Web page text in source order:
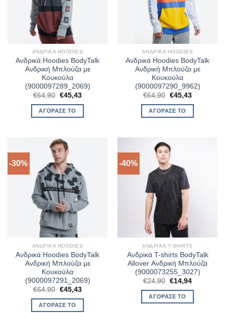
ΑΝΔΡΙΚΆ HOODIES
Ανδρικά Hoodies BodyTalk
Ανδρική Μπλούζα με
Κουκούλα
(9000097289_2069)
€64,90 Original
was:
€64,90.
€45,43Η
ΑΓΌΡΑΣΈ ΤΟ
ΑΝΔΡΙΚΆ HOODIES
Ανδρικά Hoodies BodyTalk
Ανδρική Μπλούζα με
Κουκούλα
(9000097290_9962)
€64,90 Original
was:
€64,90.
€45,43Η
ΑΓΌΡΑΣΈ ΤΟ
-30%
ΑΝΔΡΙΚΆ HOODIES
Ανδρικά Hoodies BodyTalk
Ανδρική Μπλούζα με
Κουκούλα
(9000097291_2069)
€64,90 Original
was:
€64,90.
€45,43Η
ΑΓΌΡΑΣΈ ΤΟ
-40%
ΑΝΔΡΙΚΆ T-SHIRTS
Ανδρικά T-shirts BodyTalk
Allover Ανδρική Μπλούζα
(9000073255_3027)
€24,90 Original
was:
€24,90.
€14,94Η
ΑΓΌΡΑΣΈ ΤΟ